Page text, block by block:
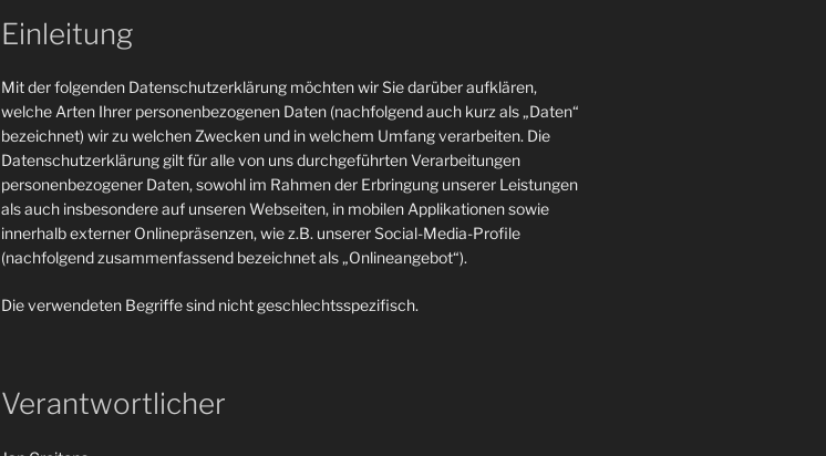
Einleitung
Mit der folgenden Datenschutzerklärung möchten wir Sie darüber aufklären,
welche Arten Ihrer personenbezogenen Daten (nachfolgend auch kurz als „Daten“
bezeichnet) wir zu welchen Zwecken und in welchem Umfang verarbeiten. Die
Datenschutzerklärung gilt für alle von uns durchgeführten Verarbeitungen
personenbezogener Daten, sowohl im Rahmen der Erbringung unserer Leistungen
als auch insbesondere auf unseren Webseiten, in mobilen Applikationen sowie
innerhalb externer Onlinepräsenzen, wie z.B. unserer Social-Media-Profile
(nachfolgend zusammenfassend bezeichnet als „Onlineangebot“).
Die verwendeten Begriffe sind nicht geschlechtsspezifisch.
Verantwortlicher